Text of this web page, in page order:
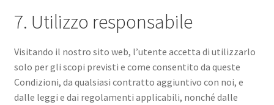
7. Utilizzo responsabile
Visitando il nostro sito web, l’utente accetta di utilizzarlo
solo per gli scopi previsti e come consentito da queste
Condizioni, da qualsiasi contratto aggiuntivo con noi, e
dalle leggi e dai regolamenti applicabili, nonché dalle